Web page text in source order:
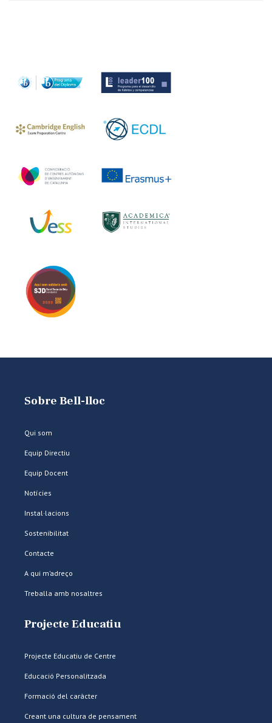
Sobre Bell-lloc
Qui som
Equip Directiu
Equip Docent
Notícies
Instal·lacions
Sostenibilitat
Contacte
A qui m’adreço
Treballa amb nosaltres
Projecte Educatiu
Projecte Educatiu de Centre
Educació Personalitzada
Formació del caràcter
Creant una cultura de pensament